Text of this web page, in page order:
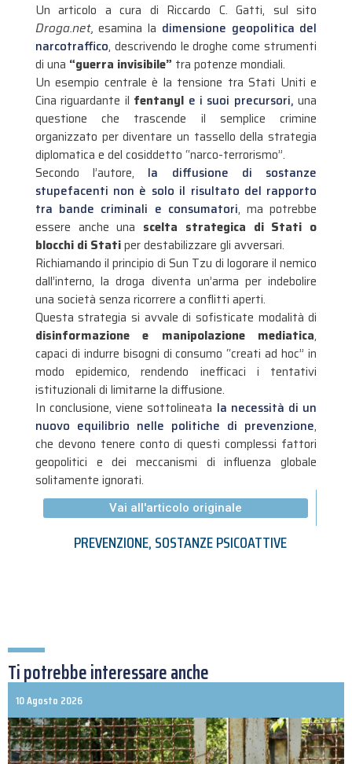
Un articolo a cura di Riccardo C. Gatti, sul sito
Droga.net, esamina la dimensione geopolitica del
narcotraffico, descrivendo le droghe come strumenti
di una “guerra invisibile” tra potenze mondiali.
Un esempio centrale è la tensione tra Stati Uniti e
Cina riguardante il fentanyl e i suoi precursori, una
questione che trascende il semplice crimine
organizzato per diventare un tassello della strategia
diplomatica e del cosiddetto “narco-terrorismo”.
Secondo l’autore, la diffusione di sostanze
stupefacenti non è solo il risultato del rapporto
tra bande criminali e consumatori, ma potrebbe
essere anche una scelta strategica di Stati o
blocchi di Statiper destabilizzare gli avversari.
Richiamando il principio di Sun Tzu di logorare il nemico
dall’interno, la droga diventa un’arma per indebolire
una società senza ricorrere a conflitti aperti.
Questa strategia si avvale di sofisticate modalità di
disinformazione e manipolazione mediatica,
capaci di indurre bisogni di consumo “creati ad hoc” in
modo epidemico, rendendo inefficaci i tentativi
istituzionali di limitarne la diffusione.
In conclusione, viene sottolineata la necessità di un
nuovo equilibrio nelle politiche di prevenzione,
che devono tenere conto di questi complessi fattori
geopolitici e dei meccanismi di influenza globale
solitamente ignorati.
Vai all'articolo originale
PREVENZIONE,SOSTANZE PSICOATTIVE
Ti potrebbe interessare anche
10 Agosto 2026